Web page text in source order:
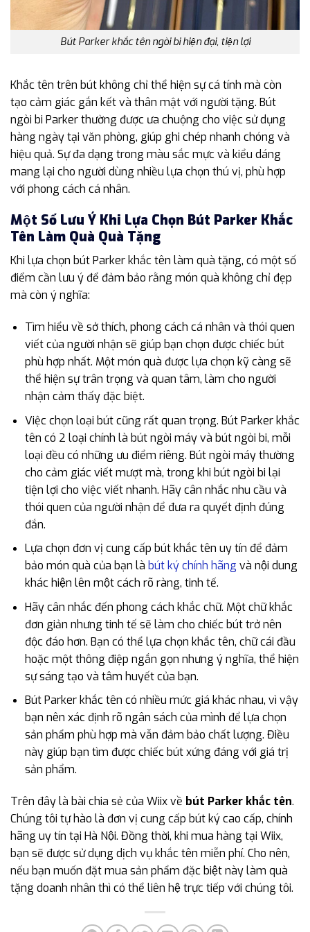
Bút Parker khắc tên ngòi bi hiện đại, tiện lợi
Khắc tên trên bút không chỉ thể hiện sự cá tính mà còn
tạo cảm giác gắn kết và thân mật với người tặng. Bút
ngòi bi Parker thường được ưa chuộng cho việc sử dụng
hàng ngày tại văn phòng, giúp ghi chép nhanh chóng và
hiệu quả. Sự đa dạng trong màu sắc mực và kiểu dáng
mang lại cho người dùng nhiều lựa chọn thú vị, phù hợp
với phong cách cá nhân.
Một Số Lưu Ý Khi Lựa Chọn Bút Parker Khắc
Tên Làm Quà Quà Tặng
Khi lựa chọn bút Parker khắc tên làm quà tặng, có một số
điểm cần lưu ý để đảm bảo rằng món quà không chỉ đẹp
mà còn ý nghĩa:
Tìm hiểu về sở thích, phong cách cá nhân và thói quen
viết của người nhận sẽ giúp bạn chọn được chiếc bút
phù hợp nhất. Một món quà được lựa chọn kỹ càng sẽ
thể hiện sự trân trọng và quan tâm, làm cho người
nhận cảm thấy đặc biệt.
Việc chọn loại bút cũng rất quan trọng. Bút Parker khắc
tên có 2 loại chính là bút ngòi máy và bút ngòi bi, mỗi
loại đều có những ưu điểm riêng. Bút ngòi máy thường
cho cảm giác viết mượt mà, trong khi bút ngòi bi lại
tiện lợi cho việc viết nhanh. Hãy cân nhắc nhu cầu và
thói quen của người nhận để đưa ra quyết định đúng
đắn.
Lựa chọn đơn vị cung cấp bút khắc tên uy tín để đảm
bảo món quà của bạn là bút ký chính hãng và nội dung
khác hiện lên một cách rõ ràng, tinh tế.
Hãy cân nhắc đến phong cách khắc chữ. Một chữ khắc
đơn giản nhưng tinh tế sẽ làm cho chiếc bút trở nên
độc đáo hơn. Bạn có thể lựa chọn khắc tên, chữ cái đầu
hoặc một thông điệp ngắn gọn nhưng ý nghĩa, thể hiện
sự sáng tạo và tâm huyết của bạn.
Bút Parker khắc tên có nhiều mức giá khác nhau, vì vậy
bạn nên xác định rõ ngân sách của mình để lựa chọn
sản phẩm phù hợp mà vẫn đảm bảo chất lượng. Điều
này giúp bạn tìm được chiếc bút xứng đáng với giá trị
sản phẩm.
Trên đây là bài chia sẻ của Wiix về bút Parker khắc tên.
Chúng tôi tự hào là đơn vị cung cấp bút ký cao cấp, chính
hãng uy tín tại Hà Nội. Đồng thời, khi mua hàng tại Wiix,
bạn sẽ được sử dụng dịch vụ khắc tên miễn phí. Cho nên,
nếu bạn muốn đặt mua sản phẩm đặc biệt này làm quà
tặng doanh nhân thì có thể liên hệ trực tiếp với chúng tôi.